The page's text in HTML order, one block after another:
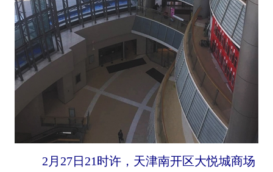
2月27日21时许，天津南开区大悦城商场